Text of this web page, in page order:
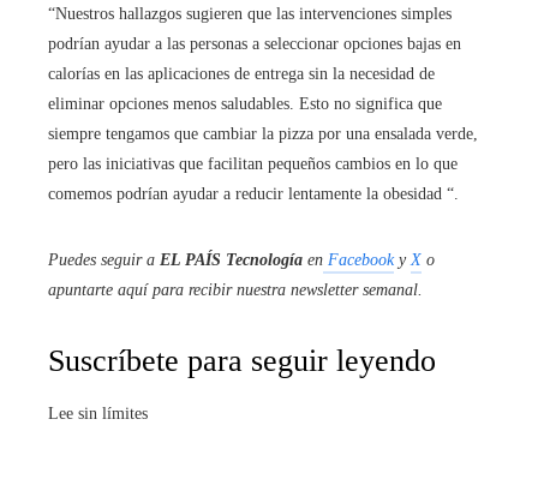
“Nuestros hallazgos sugieren que las intervenciones simples
podrían ayudar a las personas a seleccionar opciones bajas en
calorías en las aplicaciones de entrega sin la necesidad de
eliminar opciones menos saludables. Esto no significa que
siempre tengamos que cambiar la pizza por una ensalada verde,
pero las iniciativas que facilitan pequeños cambios en lo que
comemos podrían ayudar a reducir lentamente la obesidad “.
Puedes seguir a EL PAÍS Tecnología en Facebooky X o
apuntarte aquí para recibir nuestra newsletter semanal
Suscríbete para seguir leyendo
Lee sin límites